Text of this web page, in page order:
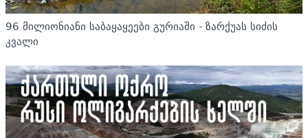
96 მილიონიანი საბაყაყეები გურიაში - ზარქუას სიძის
კვალი